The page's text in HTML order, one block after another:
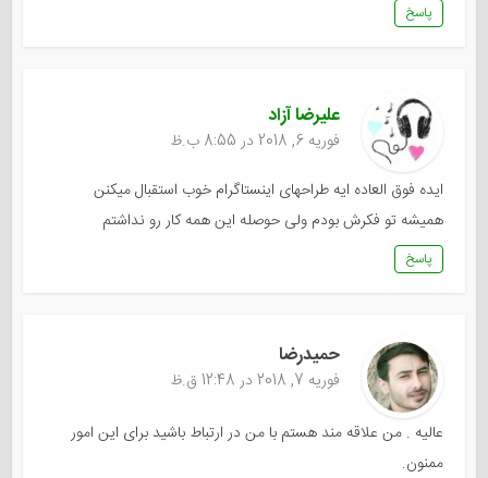
پاسخ
علیرضا آزاد
فوریه 6, 2018 در 8:55 ب.ظ
ایده فوق العاده ایه طراحهای اینستاگرام خوب استقبال میکنن
همیشه تو فکرش بودم ولی حوصله این همه کار رو نداشتم
پاسخ
حمیدرضا
فوریه 7, 2018 در 12:48 ق.ظ
عالیه . من علاقه مند هستم با من در ارتباط باشید برای این امور
ممنون.